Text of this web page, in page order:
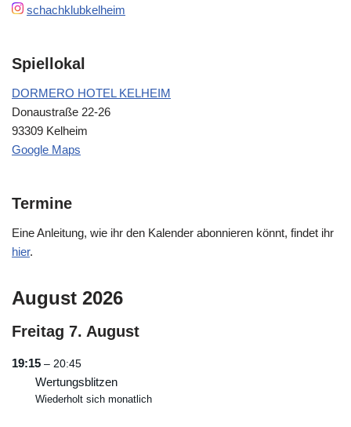
schachklubkelheim
Spiellokal
DORMERO HOTEL KELHEIM
Donaustraße 22-26
93309 Kelheim
Google Maps
Termine
Eine Anleitung, wie ihr den Kalender abonnieren könnt, findet ihr
hier.
August 2026
Freitag 7. August
19:15 – 20:45
Wertungsblitzen
Wiederholt sich monatlich